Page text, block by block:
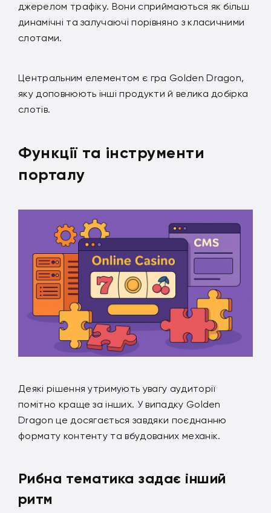
джерелом трафіку. Вони сприймаються як більш
динамічні та залучаючі порівняно з класичними
слотами.
Центральним елементом є гра Golden Dragon,
яку доповнюють інші продукти й велика добірка
слотів.
Функції та інструменти
порталу
Деякі рішення утримують увагу аудиторії
помітно краще за інших. У випадку Golden
Dragon це досягається завдяки поєднанню
формату контенту та вбудованих механік.
Рибна тематика задає інший
ритм